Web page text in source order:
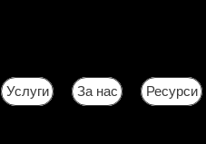
Услуги За нас Ресурси